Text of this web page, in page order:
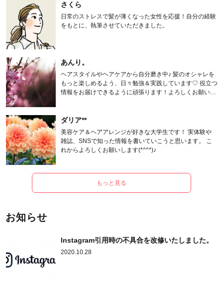
さくら
日常のストレスで髪が薄くなった女性を応援！自分の経験
をもとに、執筆させていただきました。
あんり。
ヘアスタイルやヘアケアから自分磨き中♪ 髪のオシャレを
もっと楽しめるよう、日々勉強＆実践しています♡ 役立つ
情報をお届けできるように頑張ります！よろしくお願いし
ダリア**
美容ケア＆ヘアアレンジが好きな大学生です！ 実体験や
雑誌、SNSで知った情報を書いていこうと思います。 こ
れからよろしくお願いします(*^^*)♪
もっと見る
お知らせ
Instagram引用時の不具合を改修いたしました。
2020.10.28